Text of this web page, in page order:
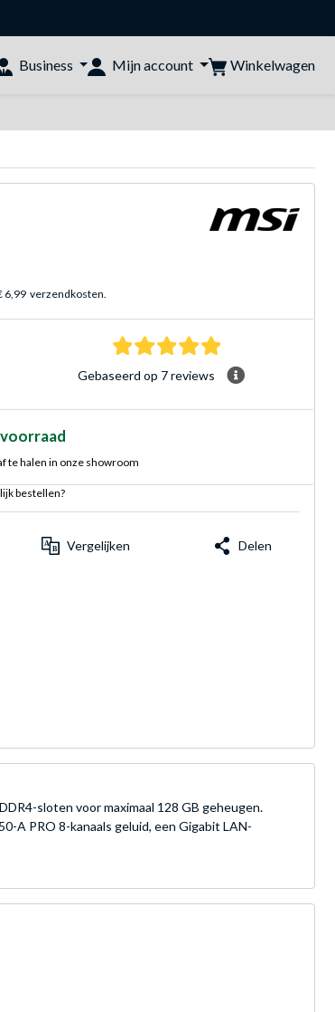
doorzoeken
Business Mijn account Winkelwagen
6,99 verzendkosten.
4.9 sterren
Gebaseerd op 7 reviews
te halen in onze showroom
bestellen?
Vergelijken Delen
sloten voor maximaal 128 GB geheugen.
A PRO 8-kanaals geluid, een Gigabit LAN-